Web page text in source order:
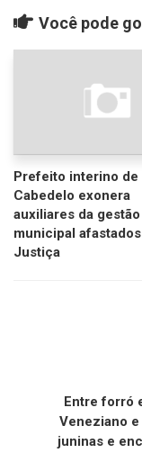
Você pode
Prefeito interino de
Cabedelo exonera
auxiliares da gestão
municipal
Justiça
Entre forró
Veneziano
juninas e